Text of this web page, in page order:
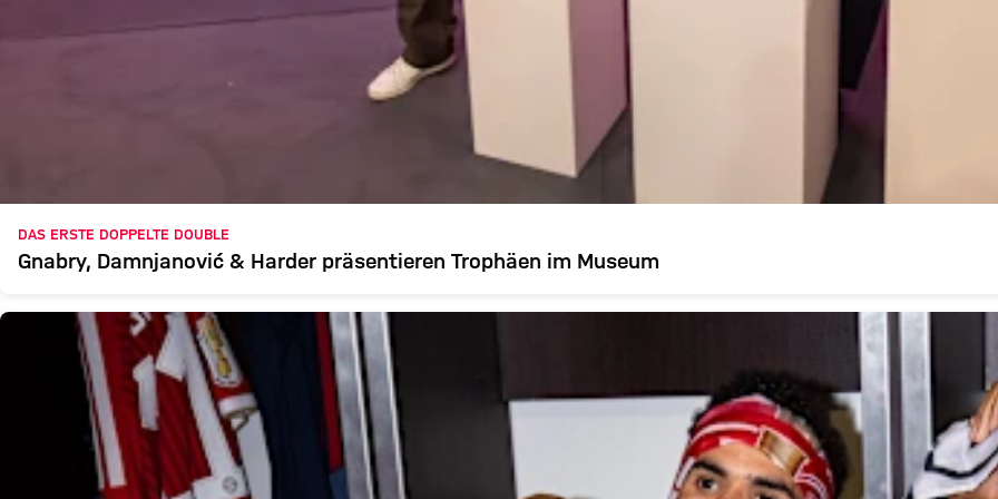
DAS ERSTE DOPPELTE DOUBLE
Gnabry, Damnjanović & Harder präsentieren Trophäen im Museum